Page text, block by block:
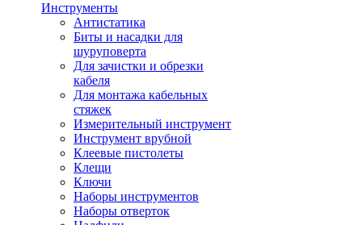
Инструменты
Антистатика
Биты и насадки для
шуруповерта
Для зачистки и обрезки
кабеля
Для монтажа кабельных
стяжек
Измерительный инструмент
Инструмент врубной
Клеевые пистолеты
Клещи
Ключи
Наборы инструментов
Наборы отверток